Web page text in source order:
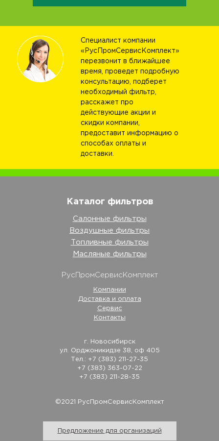
Специалист компании
«РусПромСервисКомплект»
перезвонит в ближайшее
время, проведет подробную
консультацию, подберет
необходимый фильтр,
расскажет про
действующие акции и
скидки компании,
предоставит информацию о
способах оплаты и
доставки.
©2021 РусПромСервисКомплект
Предложение для организаций
Каталог фильтров
Салонные фильтры
Воздушные фильтры
Топливные фильтры
Масляные фильтры
РусПромСервисКомплект
Компании
Доставка и оплата
Сервис
Контакты
г. Новосибирск
ул. Орджоникидзе 38, оф 405
Тел.: +7 (383) 211-27-35
+7 (383) 363-07-22
+7 (383) 211-28-35